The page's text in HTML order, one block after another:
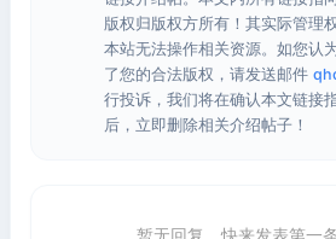
版权归版权方所有！其实际管理
本站无法操作相关资源。如您认
了您的合法版权，请发送邮件
行投诉，我们将在确认本文链接
后，立即删除相关介绍帖子！